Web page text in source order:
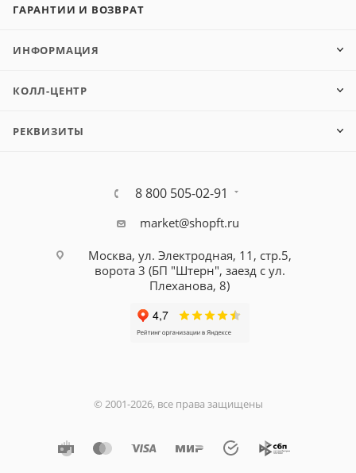
ГАРАНТИИ И ВОЗВРАТ
ИНФОРМАЦИЯ
КОЛЛ-ЦЕНТР
РЕКВИЗИТЫ
8 800 505-02-91
market@shopft.ru
Москва, ул. Электродная, 11, стр.5,
ворота 3 (БП "Штерн", заезд с ул.
Плеханова, 8)
© 2001-2026, все права защищены